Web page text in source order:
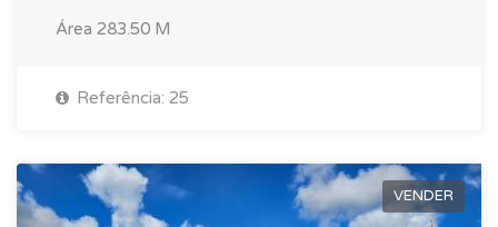
Área 283.50 M
Referência: 25
VENDER